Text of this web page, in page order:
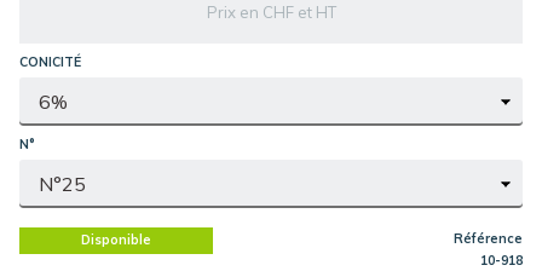
Prix en CHF et HT
CONICITÉ
N°
Disponible
Référence
10-918